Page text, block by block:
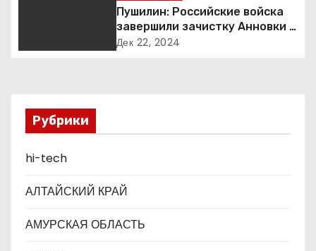
о
а
п
и
с
я
Пушилин: Российские войска
завершили зачистку Анновки в
ДНР
Дек 22, 2024
Рубрики
hi-tech
АЛТАЙСКИЙ КРАЙ
АМУРСКАЯ ОБЛАСТЬ